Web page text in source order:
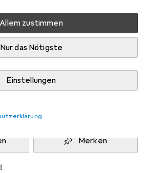
Allem zustimmen
Nur das Nötigste
Einstellungen
an Lager beim Lieferanten
schneller verfügbar
für genaue Lieferzeit
In den Warenkorb
Merken